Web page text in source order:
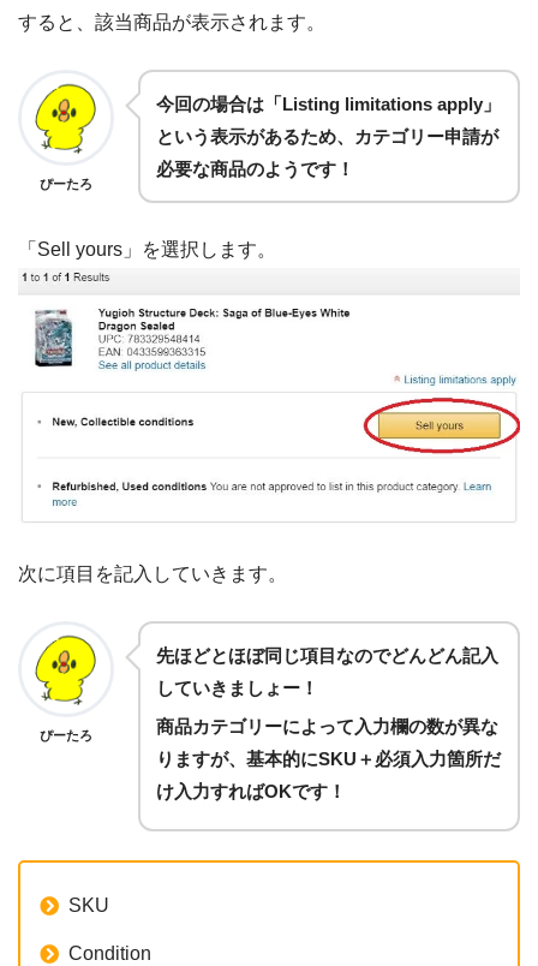
すると、該当商品が表示されます。
ぴーたろ
今回の場合は「Listing limitations apply」
という表示があるため、カテゴリー申請が
必要な商品のようです！
「Sell yours」を選択します。
次に項目を記入していきます。
ぴーたろ
先ほどとほぼ同じ項目なのでどんどん記入
していきましょー！
商品カテゴリーによって入力欄の数が異な
りますが、基本的にSKU＋必須入力箇所だ
け入力すればOKです！
SKU
Condition